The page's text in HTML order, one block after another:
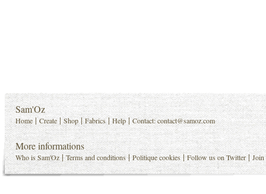
Sam'Oz
Home |Create |Shop |Fabrics |Help |Contact:contact@samoz.com
More informations
Who is Sam'Oz |Terms and conditions |Politique cookies |Follow us on Twitter |Join